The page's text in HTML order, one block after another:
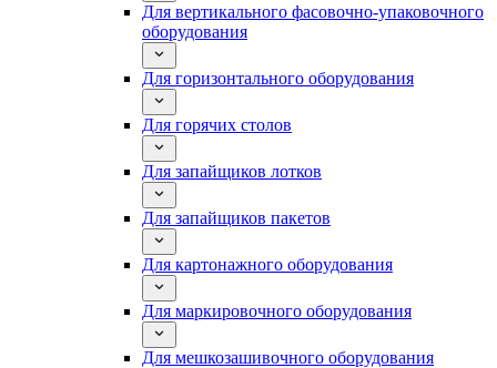
Для вертикального фасовочно-упаковочного
оборудования
Для горизонтального оборудования
Для горячих столов
Для запайщиков лотков
Для запайщиков пакетов
Для картонажного оборудования
Для маркировочного оборудования
Для мешкозашивочного оборудования